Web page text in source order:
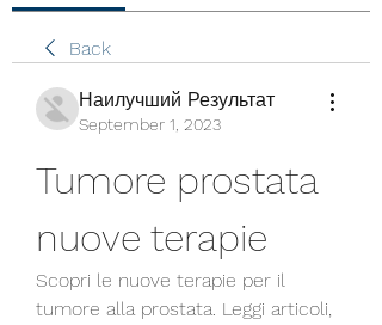
Back
Наилучший Результат
September 1, 2023
Tumore prostata
nuove terapie
Scopri le nuove terapie per il
tumore alla prostata. Leggi articoli,